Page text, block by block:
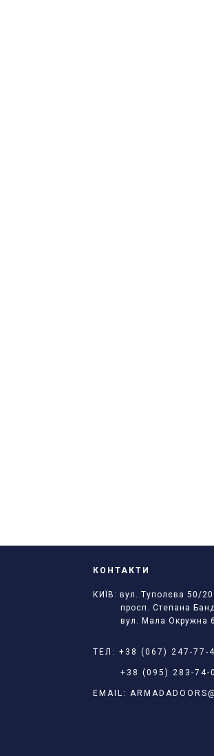
КОНТАКТИ
КИЇВ: вул. Туполєва 50/20
просп. Степана
вул. Мала Окружна 6
ТЕЛ: +38 (067) 247-77-
+38 (095) 283-74-
EMAIL: